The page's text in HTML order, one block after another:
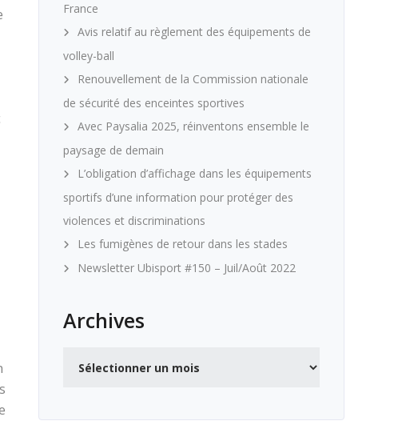
France
Avis relatif au règlement des équipements de
volley-ball
Renouvellement de la Commission nationale
de sécurité des enceintes sportives
Avec Paysalia 2025, réinventons ensemble le
paysage de demain
L’obligation d’affichage dans les équipements
sportifs d’une information pour protéger des
violences et discriminations
Les fumigènes de retour dans les stades
Newsletter Ubisport #150 – Juil/Août 2022
Archives